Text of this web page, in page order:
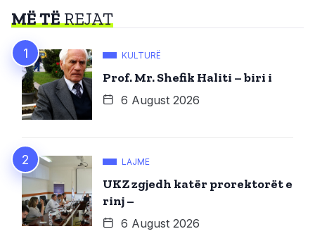
MË TËREJAT
KULTURË
Prof. Mr. Shefik Haliti – biri i
6 August 2026
LAJME
UKZ zgjedh katër prorektorët e
rinj –
6 August 2026